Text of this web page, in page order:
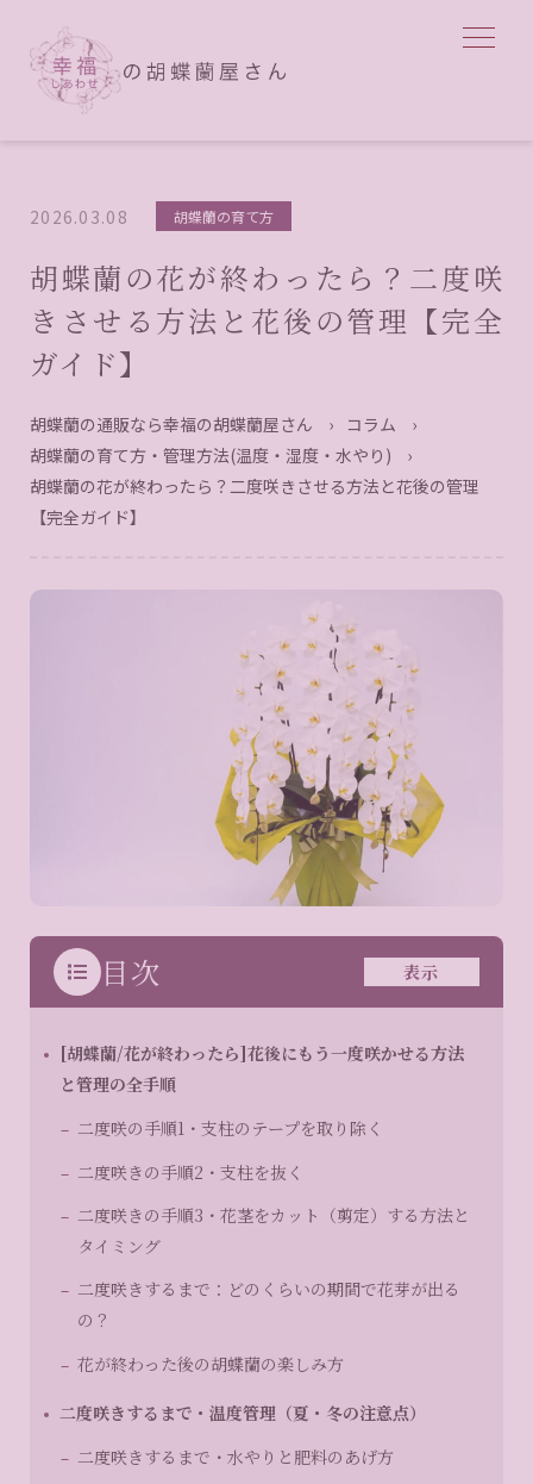
2026.03.08 胡蝶蘭の育て方
胡蝶蘭の花が終わったら？二度咲
きさせる方法と花後の管理【完全
ガイド】
胡蝶蘭の通販なら幸福の胡蝶蘭屋さん › コラム
›
胡蝶蘭の育て方・管理方法(温度・湿度・水やり)
›
胡蝶蘭の花が終わったら？二度咲きさせる方法と花後の管理
【完全ガイド】
目次 表示
[胡蝶蘭/花が終わったら]花後にもう一度咲かせる方法
と管理の全手順
二度咲の手順1・支柱のテープを取り除く
二度咲きの手順2・支柱を抜く
二度咲きの手順3・花茎をカット（剪定）する方法と
タイミング
二度咲きするまで：どのくらいの期間で花芽が出る
の？
花が終わった後の胡蝶蘭の楽しみ方
二度咲きするまで・温度管理（夏・冬の注意点）
二度咲きするまで・水やりと肥料のあげ方